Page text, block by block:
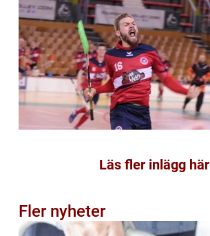
Läs fler inlägg här
Fler nyheter